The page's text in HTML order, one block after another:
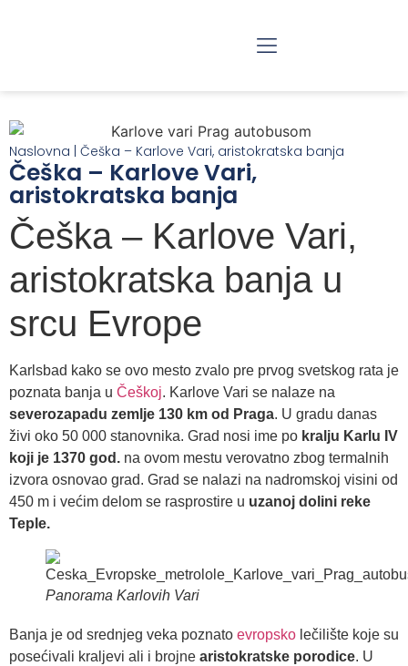
Naslovna | Češka – Karlove Vari, aristokratska banja
Češka – Karlove Vari,
aristokratska banja
Češka – Karlove Vari,
aristokratska banja u
srcu Evrope
Karlsbad kako se ovo mesto zvalo pre prvog svetskog rata je
poznata banja u Češkoj. Karlove Vari se nalaze na
severozapadu zemlje 130 km od Praga. U gradu danas
živi oko 50 000 stanovnika. Grad nosi ime po kralju Karlu IV
koji je 1370 god. na ovom mestu verovatno zbog termalnih
izvora osnovao grad. Grad se nalazi na nadromskoj visini od
450 m i većim delom se rasprostire u uzanoj dolini reke
Teple.
Panorama Karlovih Vari
Banja je od srednjeg veka poznato evropsko lečilište koje su
posećivali kraljevi ali i brojne aristokratske porodice. U